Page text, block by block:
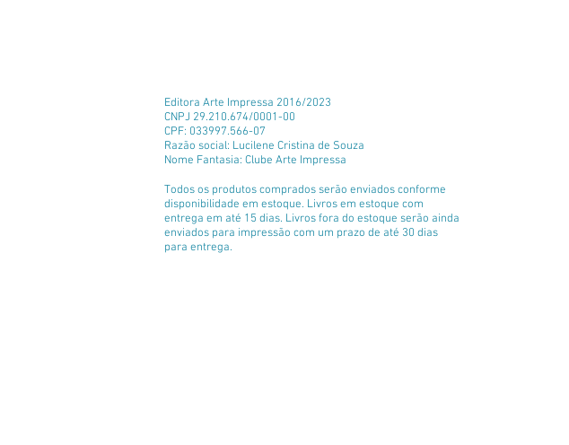
Editora Arte Impressa 2016/2023
CNPJ 29.210.674/0001-00
CPF: 033997.566-07
Razão social: Lucilene Cristina de Souza
Nome Fantasia: Clube Arte Impressa
Todos os produtos comprados serão enviados conforme
disponibilidade em estoque. Livros em estoque com
entrega em até 15 dias. Livros fora do estoque serão ainda
enviados para impressão com um prazo de até 30 dias
para entrega.